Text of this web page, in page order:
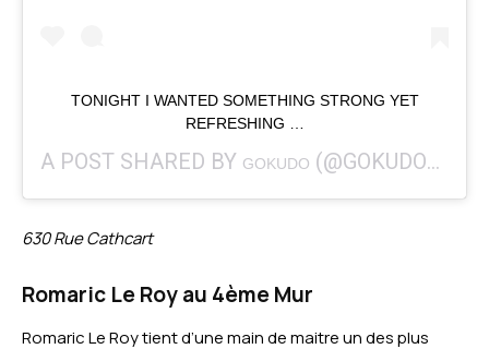
TONIGHT I WANTED SOMETHING STRONG YET
REFRESHING …
A POST SHARED BY GOKUDO (@GOKUDO_MTL) ON
630 Rue Cathcart
Romaric Le Roy au 4ème Mur
Romaric Le Roy tient d’une main de maitre un des plus